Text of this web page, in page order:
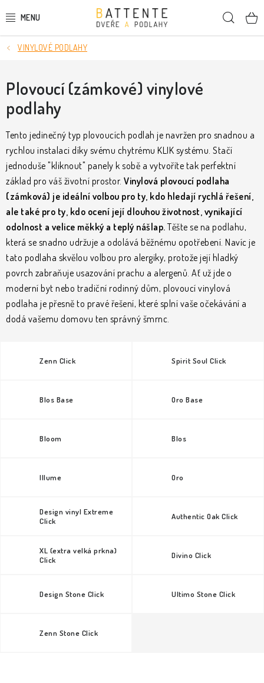
na
DVEŘE
SMRKOVÉ DVEŘE
PODLAHY
LIŠTY A DEKORAČNÍ PRVKY
SKRYTÉ ZÁRUBNĚ
KLIKY & KOVÁNÍ
B2B REALIZACE Kontakty O nás
Proč s námi
Vrácení, výměna zboží
Obchodní podmínky
VINYLOVÉ PODLAHY
Plovoucí (zámkové) vinylové
podlahy
Tento jedinečný typ plovoucích podlah je navržen pro snadnou a
rychlou instalaci díky svému chytrému KLIK systému. Stačí
jednoduše "kliknout" panely k sobě a vytvoříte tak perfektní
základ pro váš životní prostor. Vinylová plovoucí podlaha
(zámková) je ideální volbou pro ty, kdo hledají rychlá řešení,
ale také pro ty, kdo ocení její dlouhou životnost, vynikající
odolnost a velice měkký a teplý nášlap.Těšte se na podlahu,
která se snadno udržuje a odolává běžnému opotřebení. Navíc je
tato podlaha skvělou volbou pro alergiky, protože její hladký
povrch zabraňuje usazování prachu a alergenů. Ať už jde o
moderní byt nebo tradiční rodinný dům, plovoucí vinylová
podlaha je přesně to pravé řešení, které splní vaše očekávání a
dodá vašemu domovu ten správný šmrnc.
Zenn Click Spirit Soul Click
Blos Base Oro Base
Bloom Blos
Illume Oro
Design vinyl Extreme
Click
Authentic Oak Click
XL (extra velká prkna)
Click
Divino Click
Design Stone Click Ultimo Stone Click
Zenn Stone Click